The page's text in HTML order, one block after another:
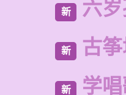
新 六
新 古
新 学